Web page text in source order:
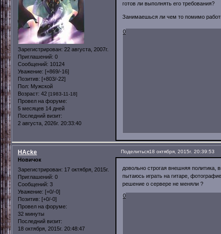
Зарегистрирован: 22 августа, 2007г.
Приглашений: 0
Сообщений: 10124
Уважение: [+869/-16]
Позитив: [+803/-22]
Пол: Мужской
Возраст: 42 [1983-11-18]
Провел на форуме:
5 месяцев 14 дней
Последний визит:
2 августа, 2026г. 20:33:40
готов ли выполнять его требования?
Занимаешься ли чем то помимо
0
Поделиться18 октября, 2015г. 20:39:53
HAcke
Новичок
Зарегистрирован: 17 октября, 2015г.
Приглашений: 0
Сообщений: 3
Уважение: [+0/-0]
Позитив: [+0/-0]
Провел на форуме:
32 минуты
Последний визит:
18 октября, 2015г. 20:48:47
довольно строгая внешняя политика,
пытаюсь играть на гитаре,
решение о сервере не меняли ?
0